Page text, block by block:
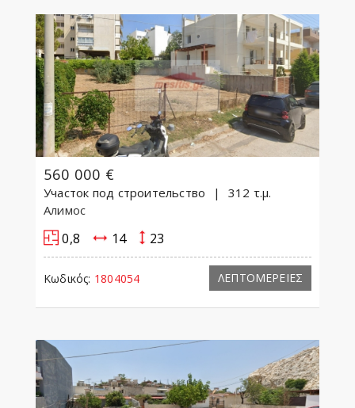
560 000 €
Участок под строительство
312 τ.μ.
Алимос
0,8 14 23
Κωδικός: 1804054 ΛΕΠΤΟΜΕΡΕΙΕΣ